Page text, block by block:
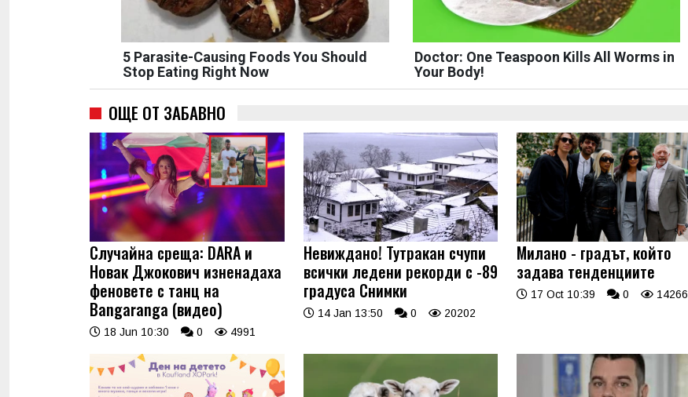
5 Parasite-Causing Foods You Should
Stop Eating Right Now
Doctor: One Teaspoon Kills All Worms in
Your Body!
ОЩЕ ОТ ЗАБАВНО
Случайна среща: DARA и
Новак Джокович изненадаха
феновете с танц на
Bangaranga (видео)
18 Jun 10:30 0 4991
Невиждано! Тутракан счупи
всички ледени рекорди с -89
градуса Снимки
14 Jan 13:50 0 20202
Милано - градът, който
задава тенденциите
17 Oct 10:39 0 14266